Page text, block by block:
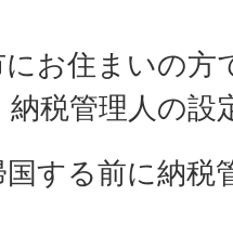
お住まいの方
納税管理人の設
する前に納税